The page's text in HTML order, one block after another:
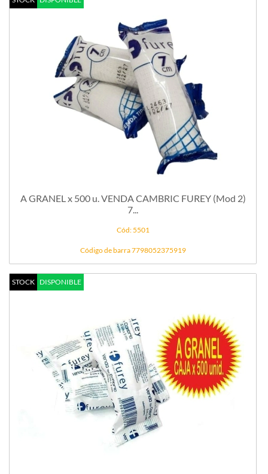
A GRANEL x 500 u. VENDA CAMBRIC FUREY (Mod 2)
7...
Cód: 5501
Código de barra 7798052375919
STOCK DISPONIBLE